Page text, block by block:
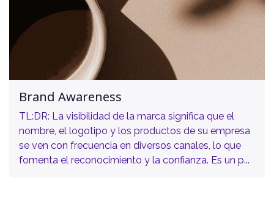
Brand Awareness
TL:DR: La visibilidad de la marca significa que el
nombre, el logotipo y los productos de su empresa
se ven con frecuencia en diversos canales, lo que
fomenta el reconocimiento y la confianza. Es un p...